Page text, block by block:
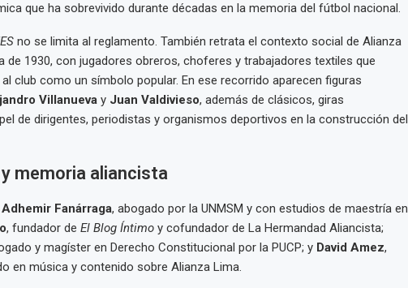
que ha sobrevivido durante décadas en la memoria del fútbol nacional.
no se limita al reglamento. También retrata el contexto social de Alianza
de 1930, con jugadores obreros, choferes y trabajadores textiles que
club como un símbolo popular. En ese recorrido aparecen figuras
Villanuevay Juan Valdivieso, además de clásicos, giras
de dirigentes, periodistas y organismos deportivos en la construcción del
memoria aliancista
Adhemir Fanárraga, abogado por la UNMSM y con estudios de maestría en
, fundador de El Blog Íntimoy cofundador de La Hermandad Aliancista;
y magíster en Derecho Constitucional por la PUCP; y David Amez,
en música y contenido sobre Alianza Lima.